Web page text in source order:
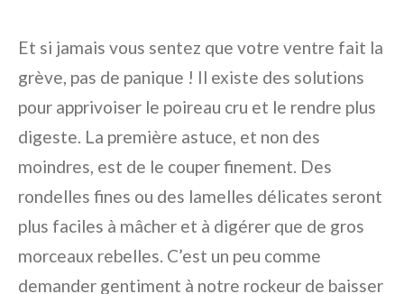
Et si jamais vous sentez que votre ventre fait la
grève, pas de panique ! Il existe des solutions
pour apprivoiser le poireau cru et le rendre plus
digeste. La première astuce, et non des
moindres, est de le couper finement. Des
rondelles fines ou des lamelles délicates seront
plus faciles à mâcher et à digérer que de gros
morceaux rebelles. C’est un peu comme
demander gentiment à notre rockeur de baisser